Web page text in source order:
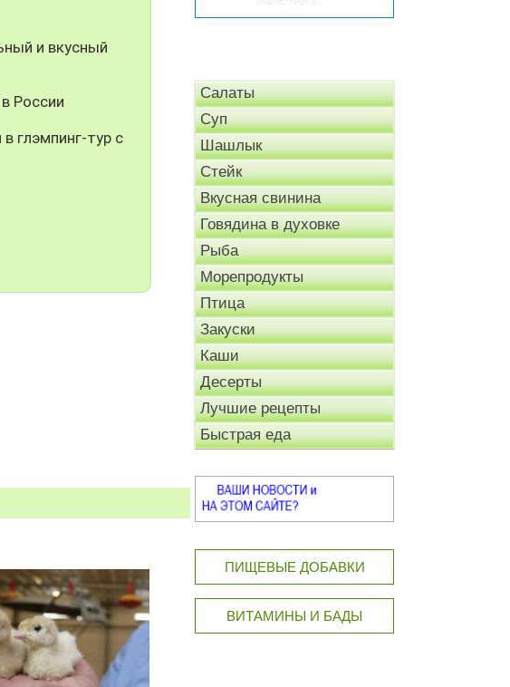
и вкусный
России
глэмпинг-тур с
Салаты
Суп
Шашлык
Стейк
Вкусная свинина
Говядина в духовке
Рыба
Морепродукты
Птица
Закуски
Каши
Десерты
Лучшие рецепты
Быстрая еда
ПИЩЕВЫЕ ДОБАВКИ
ВИТАМИНЫ И БАДЫ